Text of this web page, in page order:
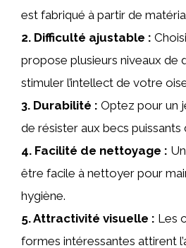
est fabriqué à partir de
2. Difficulté ajustable :
propose plusieurs niveaux de
stimuler l’intellect de votre
3. Durabilité : Optez pour un
de résister aux becs
4. Facilité de nettoyage :
être facile à nettoyer pour
hygiène.
5.Attractivité visuelle : Les
formes intéressantes attirent